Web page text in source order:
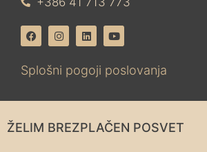
Splošni pogoji poslovanja
ŽELIM BREZPLAČEN POSVET